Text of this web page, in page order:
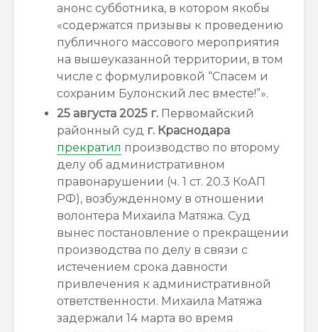
анонс субботника, в котором якобы
«содержатся призывы к проведению
публичного массового мероприятия
на вышеуказанной территории, в том
числе с формулировкой “Спасем и
сохраним Булонский лес вместе!”».
25 августа 2025 г. Первомайский
районный суд г. Краснодара
прекратил производство по второму
делу об административном
правонарушении (ч. 1 ст. 20.3 КоАП
РФ), возбужденному в отношении
волонтера Михаила Матяжа. Суд
вынес постановление о прекращении
производства по делу в связи с
истечением срока давности
привлечения к административной
ответственности. Михаила Матяжа
задержали 14 марта во время